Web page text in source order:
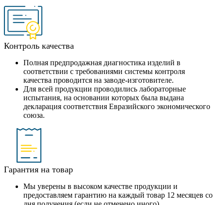
Контроль качества
Полная предпродажная диагностика изделий в
соответствии с требованиями системы контроля
качества проводится на заводе-изготовителе.
Для всей продукции проводились лабораторные
испытания, на основании которых была выдана
декларация соответствия Евразийского экономического
союза.
Гарантия на товар
Мы уверены в высоком качестве продукции и
предоставляем гарантию на каждый товар 12 месяцев со